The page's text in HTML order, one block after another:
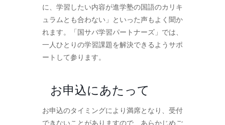
に、学習したい内容が進学塾の国語のカリキ
ュラムとも合わない」といった声もよく聞か
れます。「国サバ学習パートナーズ」では、
一人ひとりの学習課題を解決できるようサポ
ートして参ります。
お申込にあたって
お申込のタイミングにより満席となり、受付
できないことがありますので、あらかじめご